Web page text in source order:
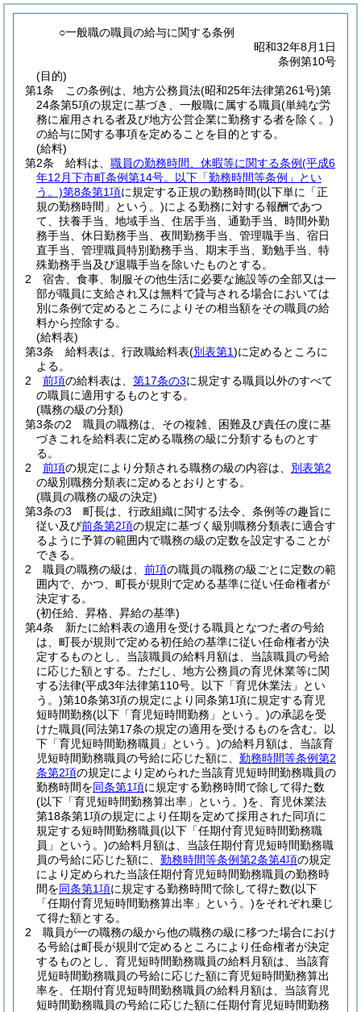
○一般職の職員の給与に関する条例
昭和32年8月1日
条例第10号
(目的)
第1条
この条例は、地方公務員法(昭和25年法律第261号)第
24条第5項の規定に基づき、一般職に属する職員(単純な労
務に雇用される者及び地方公営企業に勤務する者を除く。)
の給与に関する事項を定めることを目的とする。
(給料)
第2条
給料は、 職員の勤務時間、休暇等に関する条例(平成6
年12月下市町条例第14号。以下「勤務時間等条例」とい
う。)第8条第1項に規定する正規の勤務時間(以下単に「正
規の勤務時間」という。)による勤務に対する報酬であつ
て、扶養手当、地域手当、住居手当、通勤手当、時間外勤
務手当、休日勤務手当、夜間勤務手当、管理職手当、宿日
直手当、管理職員特別勤務手当、期末手当、勤勉手当、特
殊勤務手当及び退職手当を除いたものとする。
2
宿舎、食事、制服その他生活に必要な施設等の全部又は一
部が職員に支給され又は無料で貸与される場合においては
別に条例で定めるところによりその相当額をその職員の給
料から控除する。
(給料表)
第3条
給料表は、行政職給料表(別表第1)に定めるところに
よる。
2
前項の給料表は、 第17条の3に規定する職員以外のすべて
の職員に適用するものとする。
(職務の級の分類)
第3条の2
職員の職務は、その複雑、困難及び責任の度に基
づきこれを給料表に定める職務の級に分類するものとす
る。
2
前項の規定により分類される職務の級の内容は、 別表第2
の級別職務分類表に定めるとおりとする。
(職員の職務の級の決定)
第3条の3
町長は、行政組織に関する法令、条例等の趣旨に
従い及び前条第2項の規定に基づく級別職務分類表に適合す
るように予算の範囲内で職務の級の定数を設定することが
できる。
2
職員の職務の級は、 前項の職員の職務の級ごとに定数の範
囲内で、かつ、町長が規則で定める基準に従い任命権者が
決定する。
(初任給、昇格、昇給の基準)
第4条
新たに給料表の適用を受ける職員となつた者の号給
は、町長が規則で定める初任給の基準に従い任命権者が決
定するものとし、当該職員の給料月額は、当該職員の号給
に応じた額とする。 ただし、地方公務員の育児休業等に関
する法律(平成3年法律第110号。以下「育児休業法」とい
う。)第10条第3項の規定により同条第1項に規定する育児
短時間勤務(以下「育児短時間勤務」という。)の承認を受
けた職員(同法第17条の規定の適用を受けるものを含む。以
下「育児短時間勤務職員」という。)の給料月額は、当該育
児短時間勤務職員の号給に応じた額に、 勤務時間等条例第2
条第2項の規定により定められた当該育児短時間勤務職員の
勤務時間を同条第1項に規定する勤務時間で除して得た数
(以下「育児短時間勤務算出率」という。)を、育児休業法
第18条第1項の規定により任期を定めて採用された同項に
規定する短時間勤務職員(以下「任期付育児短時間勤務職
員」という。)の給料月額は、当該任期付育児短時間勤務職
員の号給に応じた額に、 勤務時間等条例第2条第4項の規定
により定められた当該任期付育児短時間勤務職員の勤務時
間を同条第1項に規定する勤務時間で除して得た数(以下
「任期付育児短時間勤務算出率」という。)をそれぞれ乗じ
て得た額とする。
2
職員が一の職務の級から他の職務の級に移つた場合におけ
る号給は町長が規則で定めるところにより任命権者が決定
するものとし、育児短時間勤務職員の給料月額は、当該育
児短時間勤務職員の号給に応じた額に育児短時間勤務算出
率を、任期付育児短時間勤務職員の給料月額は、当該育児
短時間勤務職員の号給に応じた額に任期付育児短時間勤務